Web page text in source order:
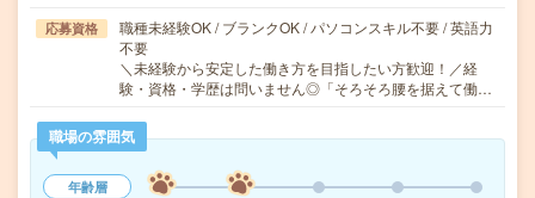
応募資格
職種未経験OK / ブランクOK / パソコンスキル不要 / 英語力
不要
＼未経験から安定した働き方を目指したい方歓迎！／経
験・資格・学歴は問いません◎「そろそろ腰を据えて働…
職場の雰囲気
年齢層